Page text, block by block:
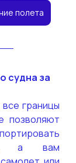
полета
судна за
границы
позволяют
а вам